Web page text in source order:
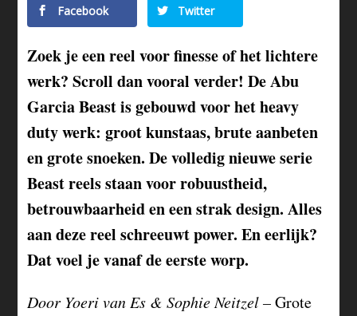
Facebook Twitter
Zoek je een reel voor finesse of het lichtere
werk? Scroll dan vooral verder! De Abu
Garcia Beast is gebouwd voor het heavy
duty werk: groot kunstaas, brute aanbeten
en grote snoeken. De volledig nieuwe serie
Beast reels staan voor robuustheid,
betrouwbaarheid en een strak design. Alles
aan deze reel schreeuwt power. En eerlijk?
Dat voel je vanaf de eerste worp.
Door Yoeri van Es & Sophie Neitzel –Grote